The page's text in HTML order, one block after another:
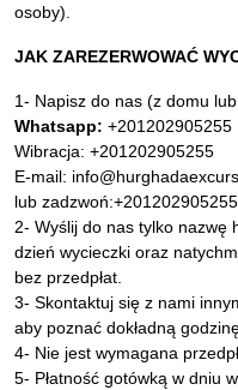
osoby).
JAK ZAREZERWOWAĆ
1- Napisz do nas (z domu
Whatsapp: +201202905255
Wibracja: +201202905255
E-mail:
lub zadzwoń:+201202905255
2- Wyślij do nas tylko nazwę
dzień wycieczki oraz
bez przedpłat.
3- Skontaktuj się z nami
aby poznać dokładną
4- Nie jest wymagana
5- Płatność gotówką w dniu